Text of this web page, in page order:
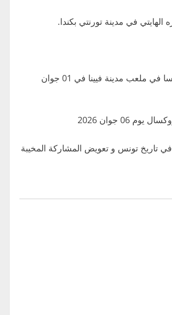
ثم تتنقل المجموعة الى النمسا اين سيجري الفريق لقاءا وديا ضد منتخب النمسا في ملعب مدينة فيينا في 01 جوان
06 جوان 2026
في تاريخ تونس و تعويض المشاركة المخيبة